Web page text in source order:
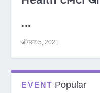
...
ऑगस्ट 5, 2021
EVENT Popular